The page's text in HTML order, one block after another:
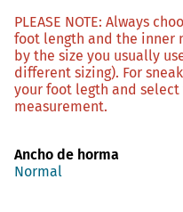
PLEASE NOTE: Always
foot length and the inner
by the size you usually
different sizing). For
your foot legth and
measurement.
Ancho de horma
Normal